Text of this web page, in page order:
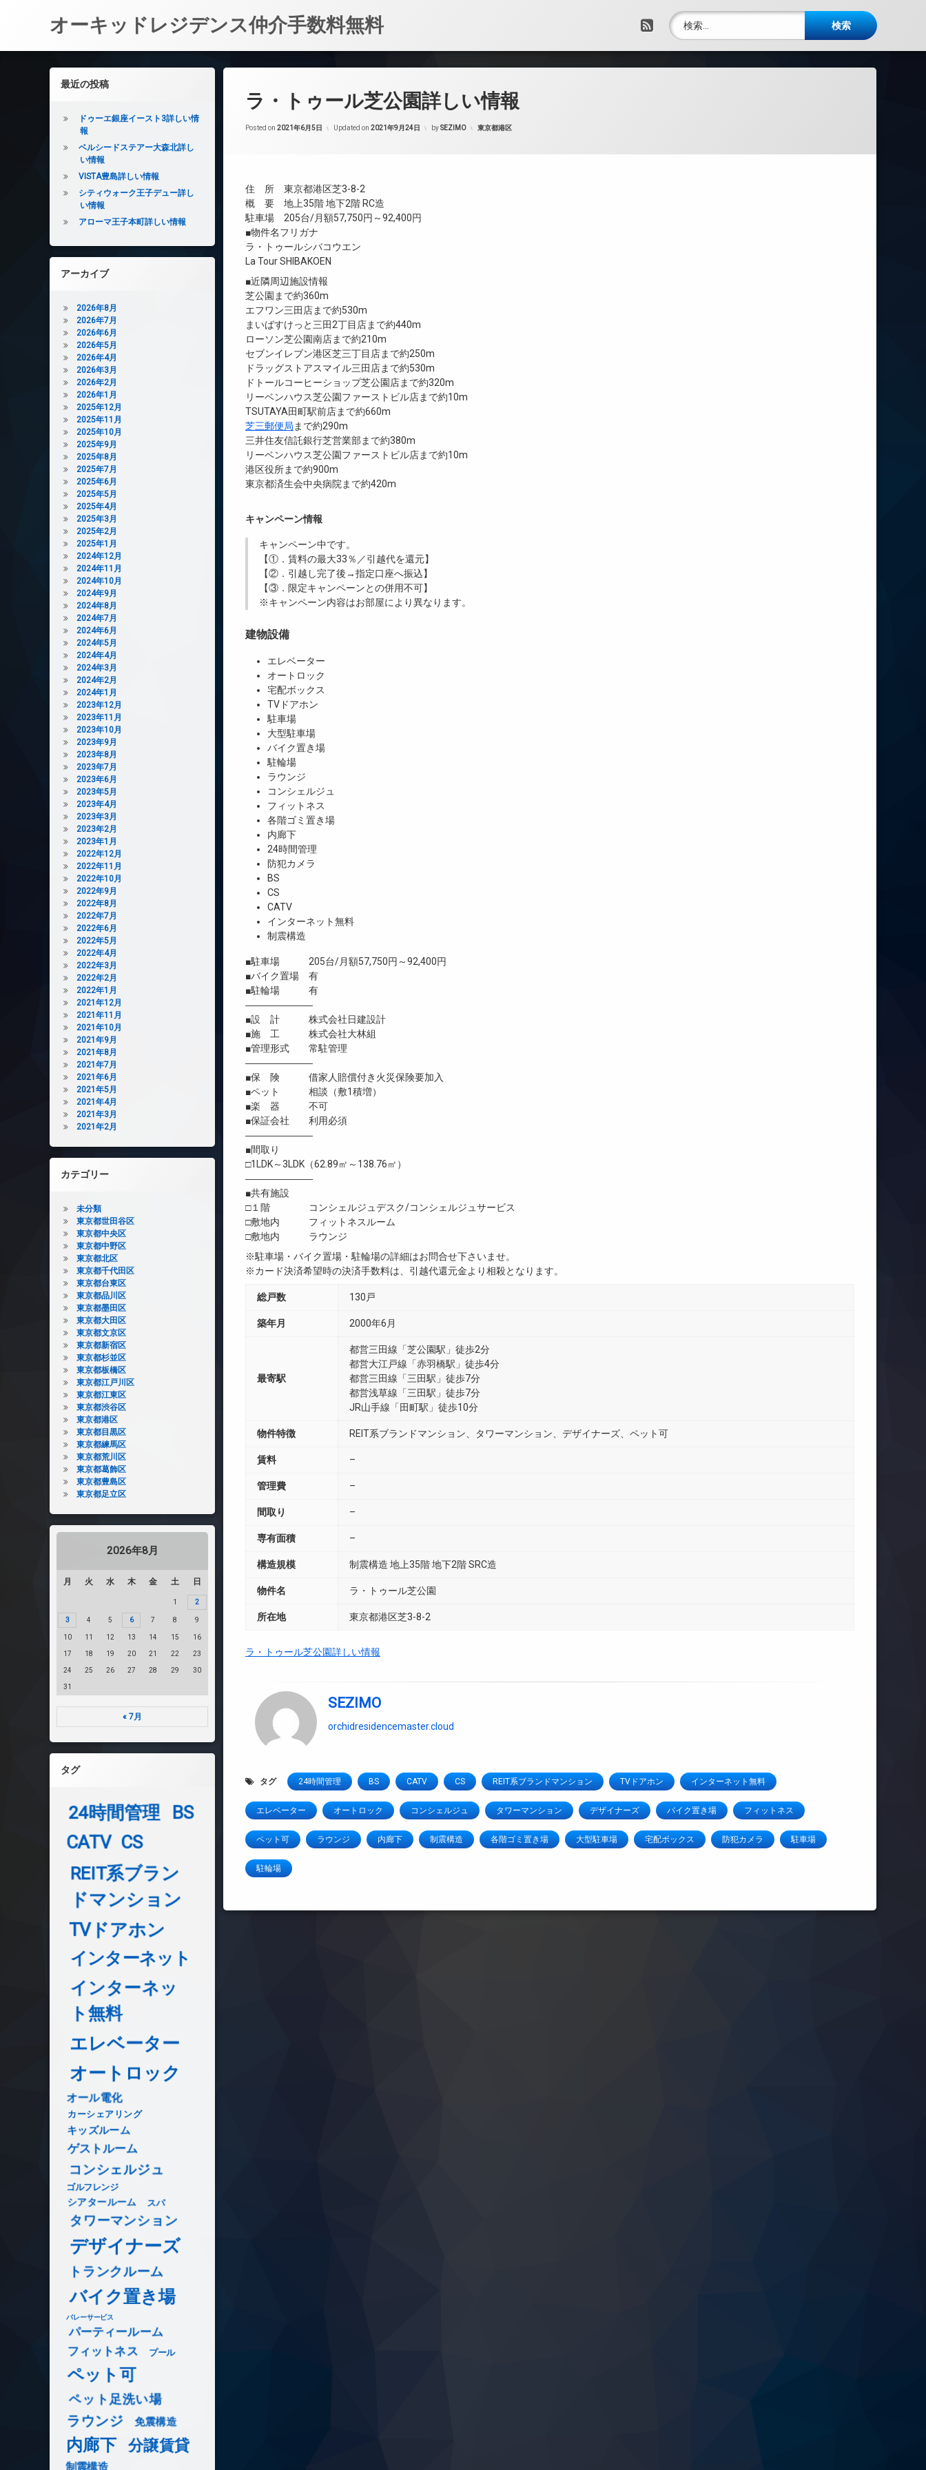
オーキッドレジデンス仲介手数料無料 RSS
検索:
ラ・トゥール芝公園詳しい情報
Posted on 2021年6月5日 Updated on 2021年9月24日 bySEZIMO カテゴリー:
東京都港区
住 所 東京都港区芝3-8-2
概 要 地上35階 地下2階 RC造
駐車場 205台/月額57,750円～92,400円
■物件名フリガナ
ラ・トゥールシバコウエン
La Tour SHIBAKOEN
■近隣周辺施設情報
芝公園まで約360m
エフワン三田店まで約530m
まいばすけっと三田2丁目店まで約440m
ローソン芝公園南店まで約210m
セブンイレブン港区芝三丁目店まで約250m
ドラッグストアスマイル三田店まで約530m
ドトールコーヒーショップ芝公園店まで約320m
リーベンハウス芝公園ファーストビル店まで約10m
TSUTAYA田町駅前店まで約660m
芝三郵便局 まで約290m
三井住友信託銀行芝営業部まで約380m
リーベンハウス芝公園ファーストビル店まで約10m
港区役所まで約900m
東京都済生会中央病院まで約420m
キャンペーン情報
キャンペーン中です。
【①．賃料の最大33％／引越代を還元】
【②．引越し完了後→指定口座へ振込】
【③．限定キャンペーンとの併用不可】
※キャンペーン内容はお部屋により異なります。
建物設備
エレベーター
オートロック
宅配ボックス
TVドアホン
駐車場
大型駐車場
バイク置き場
駐輪場
ラウンジ
コンシェルジュ
フィットネス
各階ゴミ置き場
内廊下
24時間管理
防犯カメラ
BS
CS
CATV
インターネット無料
制震構造
■駐車場 205台/月額57,750円～92,400円
■バイク置場 有
■駐輪場 有
―――――――
■設 計 株式会社日建設計
■施 工 株式会社大林組
■管理形式 常駐管理
―――――――
■保 険 借家人賠償付き火災保険要加入
■ペット 相談（敷1積増）
■楽 器 不可
■保証会社 利用必須
―――――――
■間取り
□1LDK～3LDK（62.89㎡～138.76㎡）
―――――――
■共有施設
□１階 コンシェルジュデスク/コンシェルジュサービス
□敷地内 フィットネスルーム
□敷地内 ラウンジ
※駐車場・バイク置場・駐輪場の詳細はお問合せ下さいませ。
※カード決済希望時の決済手数料は、引越代還元金より相殺となります。
総戸数 130戸
築年月 2000年6月
最寄駅
都営三田線「芝公園駅」徒歩2分
都営大江戸線「赤羽橋駅」徒歩4分
都営三田線「三田駅」徒歩7分
都営浅草線「三田駅」徒歩7分
JR山手線「田町駅」徒歩10分
物件特徴 REIT系ブランドマンション、タワーマンション、デザイナーズ、ペット可
賃料 –
管理費 –
間取り –
専有面積 –
構造規模 制震構造 地上35階 地下2階 SRC造
物件名 ラ・トゥール芝公園
所在地 東京都港区芝3-8-2
ラ・トゥール芝公園詳しい情報
SEZIMO
orchidresidencemaster.cloud
タグ 24時間管理 BS CATV CS REIT系ブランドマンション TVドアホン インターネット無料
エレベーター オートロック コンシェルジュ タワーマンション デザイナーズ バイク置き場 フィットネス
ペット可 ラウンジ 内廊下 制震構造 各階ゴミ置き場 大型駐車場 宅配ボックス 防犯カメラ 駐車場
駐輪場
左サイドバー
最近の投稿
ドゥーエ銀座イースト3詳しい情
報
ベルシードステアー大森北詳し
い情報
VISTA豊島詳しい情報
シティウォーク王子デュー詳し
い情報
アローマ王子本町詳しい情報
アーカイブ
2026年8月
2026年7月
2026年6月
2026年5月
2026年4月
2026年3月
2026年2月
2026年1月
2025年12月
2025年11月
2025年10月
2025年9月
2025年8月
2025年7月
2025年6月
2025年5月
2025年4月
2025年3月
2025年2月
2025年1月
2024年12月
2024年11月
2024年10月
2024年9月
2024年8月
2024年7月
2024年6月
2024年5月
2024年4月
2024年3月
2024年2月
2024年1月
2023年12月
2023年11月
2023年10月
2023年9月
2023年8月
2023年7月
2023年6月
2023年5月
2023年4月
2023年3月
2023年2月
2023年1月
2022年12月
2022年11月
2022年10月
2022年9月
2022年8月
2022年7月
2022年6月
2022年5月
2022年4月
2022年3月
2022年2月
2022年1月
2021年12月
2021年11月
2021年10月
2021年9月
2021年8月
2021年7月
2021年6月
2021年5月
2021年4月
2021年3月
2021年2月
カテゴリー
未分類
東京都世田谷区
東京都中央区
東京都中野区
東京都北区
東京都千代田区
東京都台東区
東京都品川区
東京都墨田区
東京都大田区
東京都文京区
東京都新宿区
東京都杉並区
東京都板橋区
東京都江戸川区
東京都江東区
東京都渋谷区
東京都港区
東京都目黒区
東京都練馬区
東京都荒川区
東京都葛飾区
東京都豊島区
東京都足立区
2026年8月
月 火 水 木 金 土 日
1 2
3 4 5 6 7 8 9
10 11 12 13 14 15 16
17 18 19 20 21 22 23
24 25 26 27 28 29 30
31
« 7月
タグ
24時間管理
BS
CATV CS
REIT系ブラン
ドマンション
TVドアホン
インターネット
インターネッ
ト無料
エレベーター
オートロック
オール電化
カーシェアリング
キッズルーム
ゲストルーム
コンシェルジュ
ゴルフレンジ
シアタールーム スパ
タワーマンション
デザイナーズ
トランクルーム
バイク置き場
バレーサービス
パーティールーム
フィットネス プール
ペット可
ペット足洗い場
ラウンジ 免震構造
内廊下 分譲賃貸
制震構造